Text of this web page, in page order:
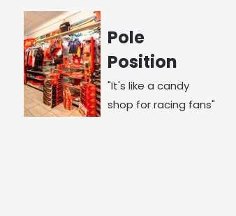
Pole
Position
"It's like a candy
shop for racing fans"